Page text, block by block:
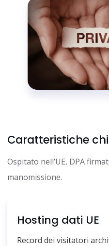
Caratteristiche
Ospitato nell’UE, DPA
manomissione.
Hosting dati UE
Record dei visitatori